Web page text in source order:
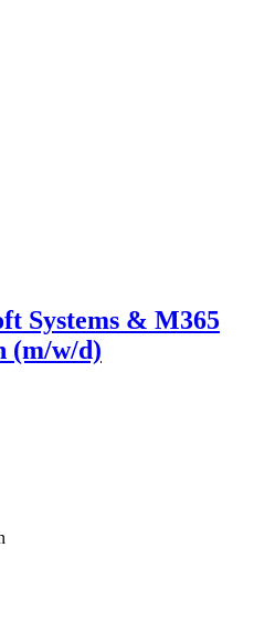
Systems & M365
(m/w/d)